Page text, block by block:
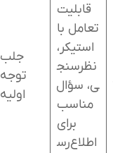
قابلیت
تعامل با
استیکر،
نظرسنج
ی، سؤال
مناسب
برای
اطلاع‌رس
جلب
توجه
اولیه